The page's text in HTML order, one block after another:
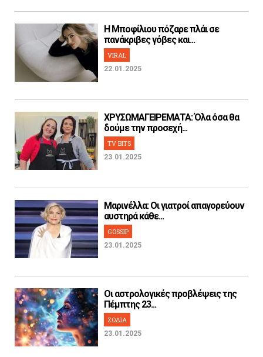
H Μποφίλιου πόζαρε πλάι σε
πανάκριβες γόβες και...
VIRAL
22.01.2025
ΧΡΥΣΩΜΑΓΕΙΡΕΜΑΤΑ: Όλα όσα θα
δούμε την προσεχή...
TV BITS
23.01.2025
Μαρινέλλα: Οι γιατροί απαγορεύουν
αυστηρά κάθε...
GOSSIP
23.01.2025
Οι αστρολογικές προβλέψεις της
Πέμπτης 23...
ΖΩΔΙΑ
23.01.2025